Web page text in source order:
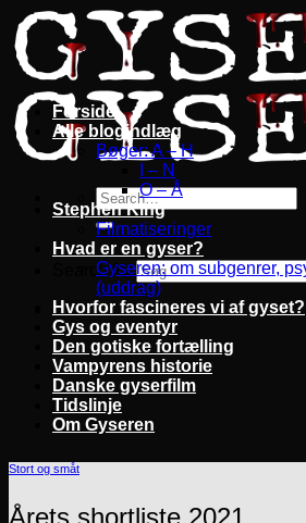
Fortsæt
til
indhold
Search for:
Forside
Alle blogindlæg
Bøger: A – H
I – N
O – Å
Stephen King
Filmatiseringer
Hvad er en gyser?
Gyseren: om subgenrer,
(uddrag)
Hvorfor fascineres vi af gyset?
Gys og eventyr
Den gotiske fortælling
Vampyrens historie
Danske gyserfilm
Tidslinje
Om Gyseren
Stort og småt
Årets shortliste 2021